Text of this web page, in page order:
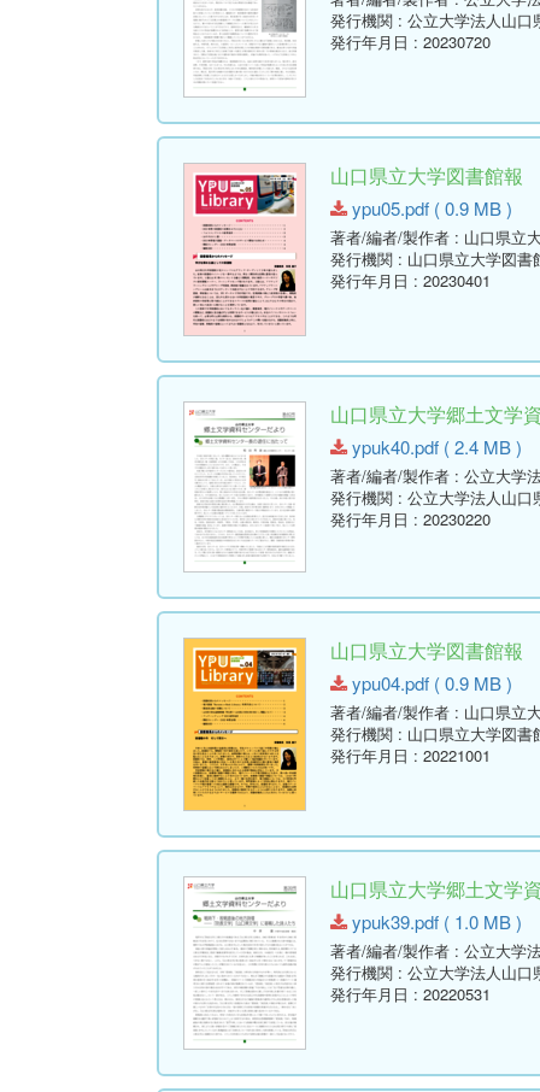
発行機関 : 公立大学法人山口
発行年月日 : 20230720
山口県立大学図書館報
ypu05.pdf ( 0.9 MB )
著者/編者/製作者 : 山口県立
発行機関 : 山口県立大学図書
発行年月日 : 20230401
山口県立大学郷土文学
ypuk40.pdf ( 2.4 MB )
著者/編者/製作者 : 公立大学
発行機関 : 公立大学法人山口
発行年月日 : 20230220
山口県立大学図書館報
ypu04.pdf ( 0.9 MB )
著者/編者/製作者 : 山口県立
発行機関 : 山口県立大学図書
発行年月日 : 20221001
山口県立大学郷土文学
ypuk39.pdf ( 1.0 MB )
著者/編者/製作者 : 公立大学
発行機関 : 公立大学法人山口
発行年月日 : 20220531